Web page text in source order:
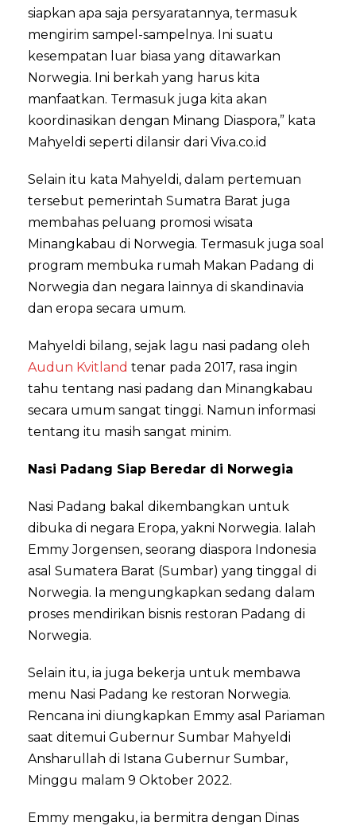
siapkan apa saja persyaratannya, termasuk
mengirim sampel-sampelnya. Ini suatu
kesempatan luar biasa yang ditawarkan
Norwegia. Ini berkah yang harus kita
manfaatkan. Termasuk juga kita akan
koordinasikan dengan Minang Diaspora,” kata
Mahyeldi seperti dilansir dari Viva.co.id
Selain itu kata Mahyeldi, dalam pertemuan
tersebut pemerintah Sumatra Barat juga
membahas peluang promosi wisata
Minangkabau di Norwegia. Termasuk juga soal
program membuka rumah Makan Padang di
Norwegia dan negara lainnya di skandinavia
dan eropa secara umum.
Mahyeldi bilang, sejak lagu nasi padang oleh
Audun Kvitland tenar pada 2017, rasa ingin
tahu tentang nasi padang dan Minangkabau
secara umum sangat tinggi. Namun informasi
tentang itu masih sangat minim.
Nasi Padang Siap Beredar di Norwegia
Nasi Padang bakal dikembangkan untuk
dibuka di negara Eropa, yakni Norwegia. Ialah
Emmy Jorgensen, seorang diaspora Indonesia
asal Sumatera Barat (Sumbar) yang tinggal di
Norwegia. Ia mengungkapkan sedang dalam
proses mendirikan bisnis restoran Padang di
Norwegia.
Selain itu, ia juga bekerja untuk membawa
menu Nasi Padang ke restoran Norwegia.
Rencana ini diungkapkan Emmy asal Pariaman
saat ditemui Gubernur Sumbar Mahyeldi
Ansharullah di Istana Gubernur Sumbar,
Minggu malam 9 Oktober 2022.
Emmy mengaku, ia bermitra dengan Dinas